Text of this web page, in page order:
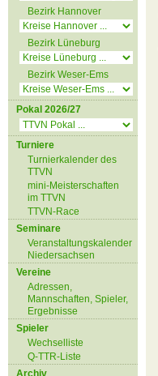
Bezirk Hannover
Bezirk Lüneburg
Bezirk Weser-Ems
Pokal 2026/27
Turniere
Turnierkalender des
TTVN
mini-Meisterschaften
im TTVN
TTVN-Race
Seminare
Veranstaltungskalender
Niedersachsen
Vereine
Adressen,
Mannschaften, Spieler,
Ergebnisse
Spieler
Wechselliste
Q-TTR-Liste
Archiv